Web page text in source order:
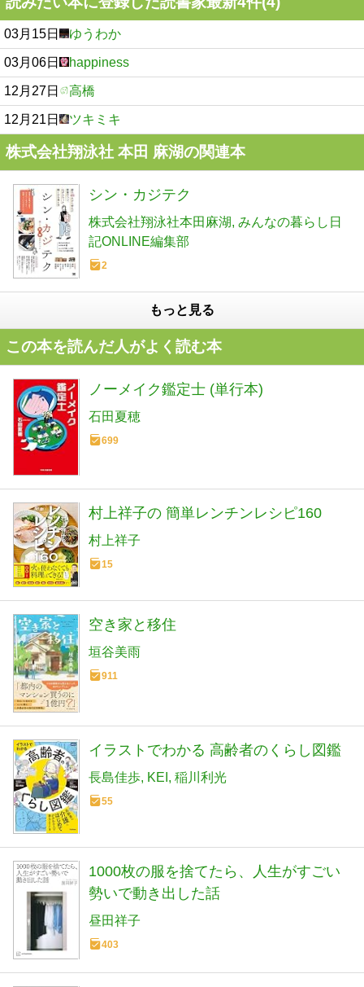
03月15日 ゆうわか
03月06日 happiness
12月27日 高橋
12月21日 ツキミキ
株式会社翔泳社 本田 麻湖の関連本
シン・カジテク
株式会社翔泳社本田麻湖 みんなの暮らし日
記ONLINE編集部
2
もっと見る
この本を読んだ人がよく読む本
ノーメイク鑑定士 (単行本)
石田夏穂
699
村上祥子の 簡単レンチンレシピ160
村上祥子
15
空き家と移住
垣谷美雨
911
イラストでわかる 高齢者のくらし図鑑
長島佳歩 KEI 稲川利光
55
1000枚の服を捨てたら、人生がすごい
勢いで動き出した話
昼田祥子
403